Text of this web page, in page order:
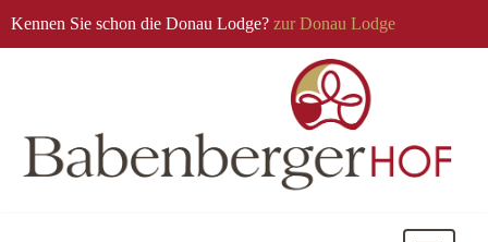
Kennen Sie schon die Donau Lodge? zur Donau Lodge